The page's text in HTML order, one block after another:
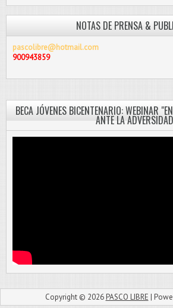
NOTAS DE PRENSA &
pascolibre@hotmail.com
900943859
BECA JÓVENES BICENTENARIO: WEBINAR
ANTE LA
Copyright © 2026 PASCO LIBRE |